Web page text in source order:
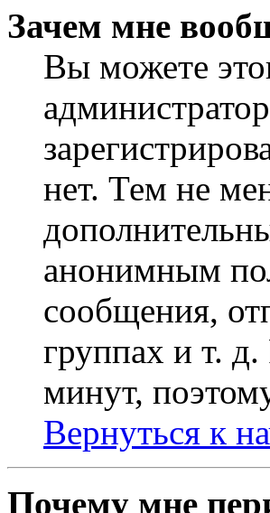
Зачем мне
Вы можете
нет. Тем не
анонимным
сообщения,
группах и т. д.
минут,
Вернуться к
Почему мне